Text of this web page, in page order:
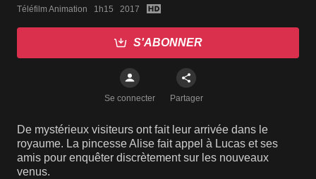
Téléfilm Animation   1h15   2017
S'ABONNER
Se connecter Partager
De mystérieux visiteurs ont fait leur arrivée dans le
royaume. La pincesse Alise fait appel à Lucas et ses
amis pour enquêter discrètement sur les nouveaux
venus.